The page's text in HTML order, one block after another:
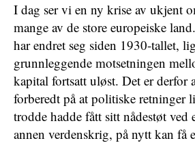
I dag ser vi en ny krise av ukjent
mange av de store europeiske
har endret seg siden 1930-tallet,
grunnleggende motsetningen
kapital fortsatt uløst. Det er
forberedt på at politiske retninger
trodde hadde fått sitt nådestøt ved
annen verdenskrig, på nytt kan få